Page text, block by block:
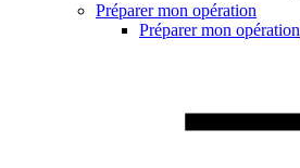
Préparer mon opération
Préparer mon opération